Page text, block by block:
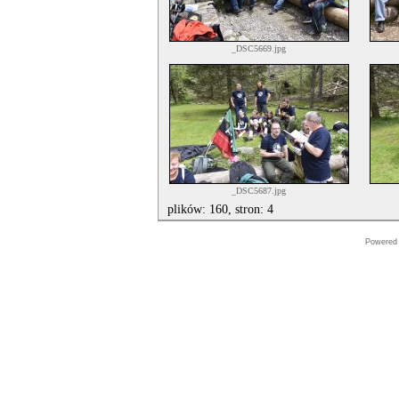
_DSC5669.jpg
_DSC5687.jpg
plików: 160, stron: 4